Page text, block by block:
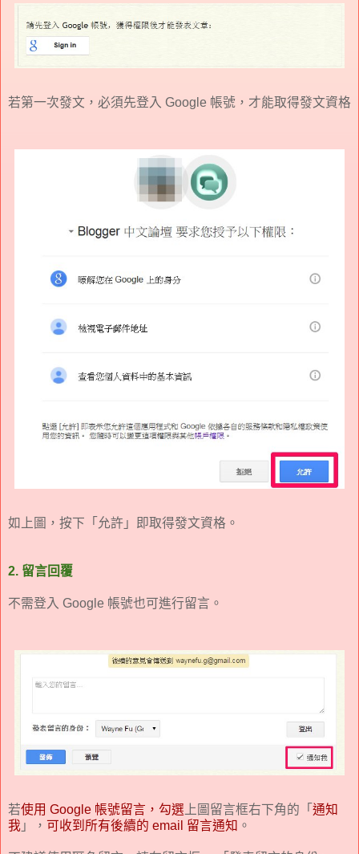
若第一次發文，必須先登入 Google 帳號，才能取得發文資格
如上圖，按下「允許」即取得發文資格。
2. 留言回覆
不需登入 Google 帳號也可進行留言。
若使用 Google 帳號留言，勾選 上圖留言框右下角的「 通知
我 」， 可收到所有後續的 email 留言通知 。